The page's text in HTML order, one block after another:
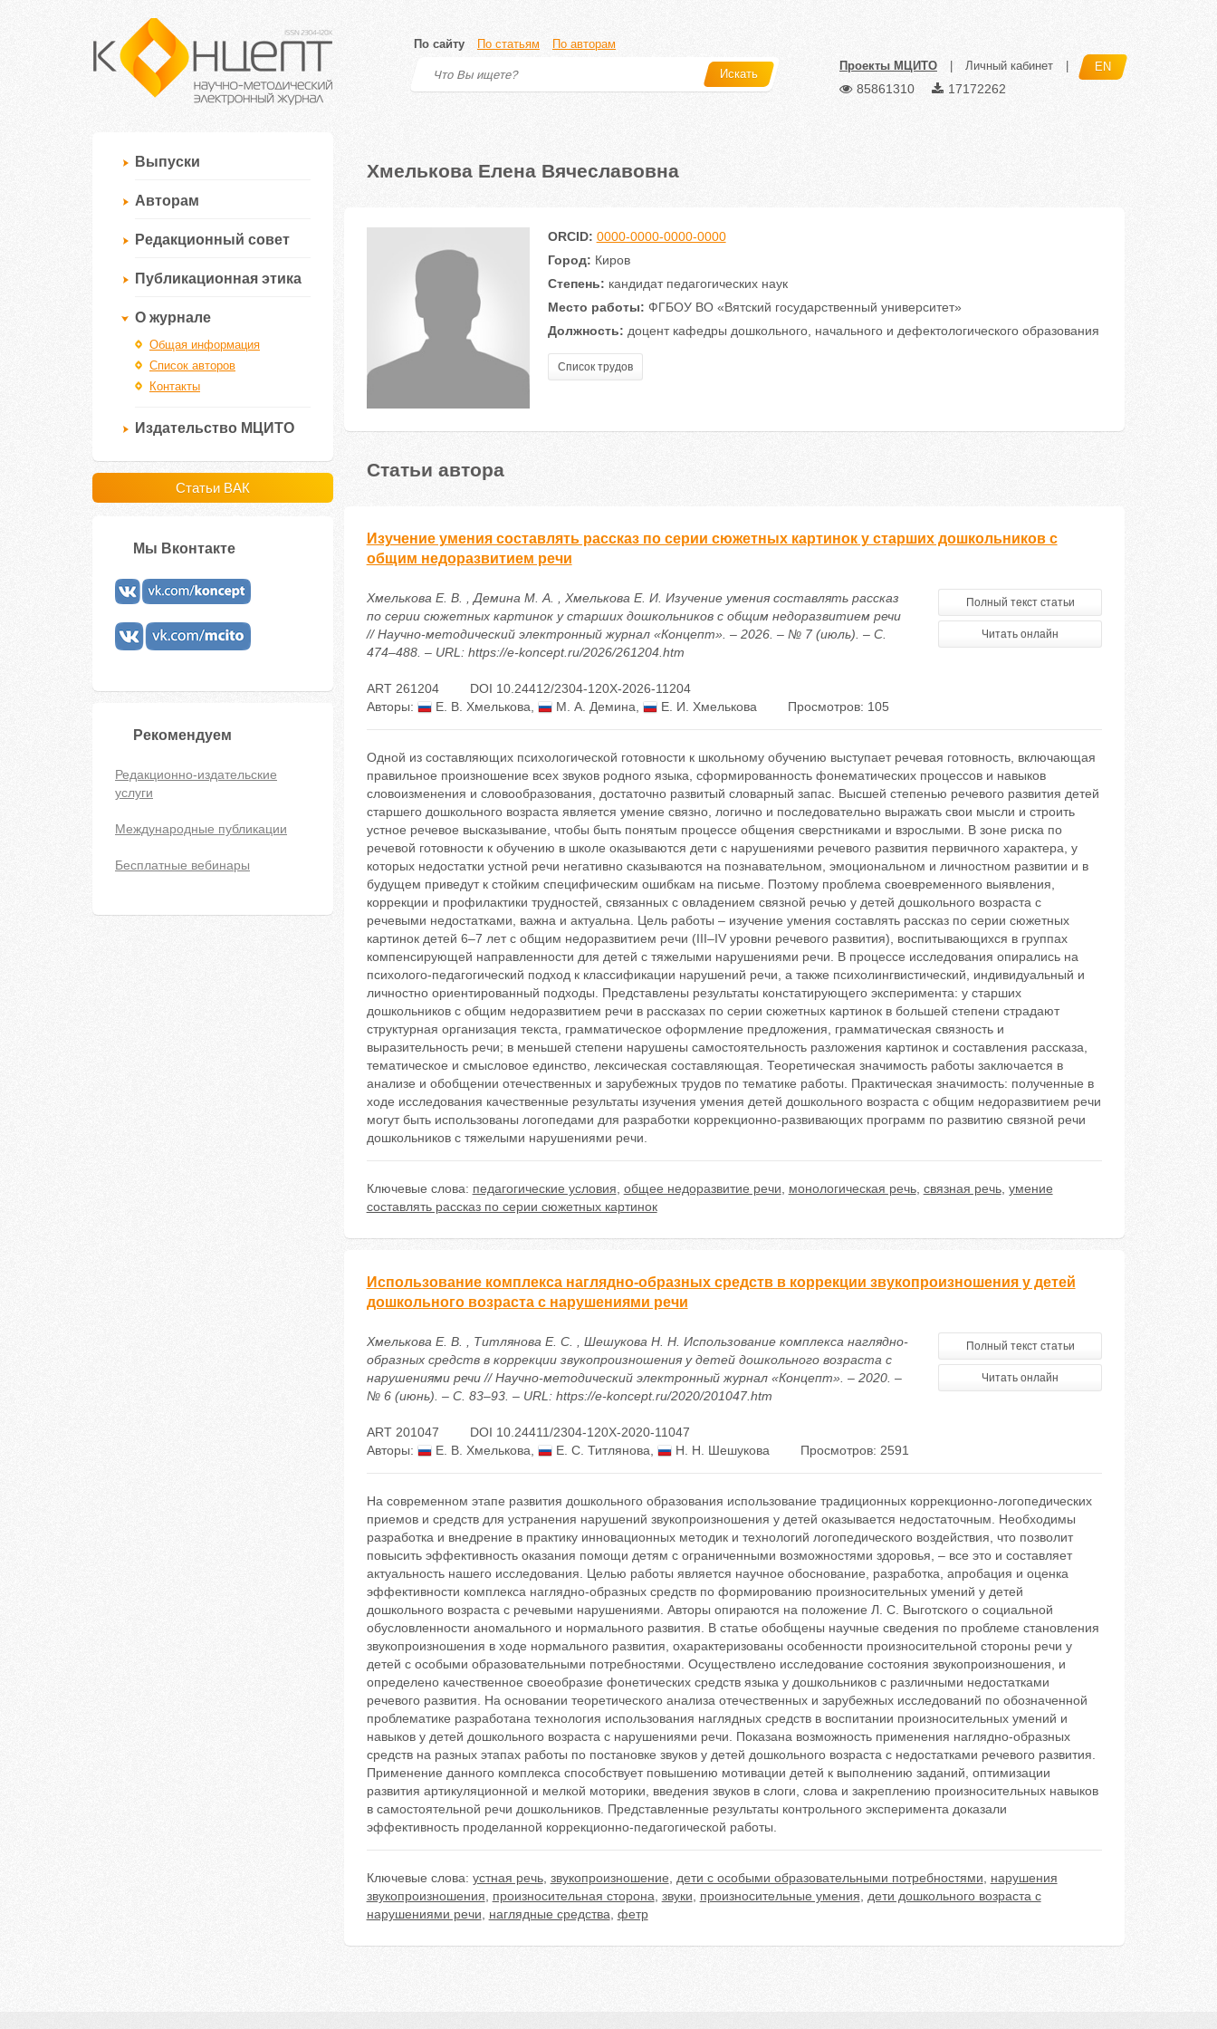
По сайту По статьям По авторам
Искать
Проекты МЦИТО Личный кабинет EN
85861310 17172262
Выпуски
Авторам
Редакционный совет
Публикационная этика
О журнале
Общая информация
Список авторов
Контакты
Издательство МЦИТО
Статьи ВАК
Мы Вконтакте
Рекомендуем
Редакционно-издательские
услуги
Международные публикации
Бесплатные вебинары
Хмелькова Елена Вячеславовна
ORCID: 0000-0000-0000-0000
Город: Киров
Степень: кандидат педагогических наук
Место работы: ФГБОУ ВО «Вятский государственный университет»
Должность: доцент кафедры дошкольного, начального и дефектологического образования
Список трудов
Статьи автора
Изучение умения составлять рассказ по серии сюжетных картинок у старших дошкольников с
общим недоразвитием речи
Хмелькова Е. В. , Демина М. А. , Хмелькова Е. И. Изучение умения составлять рассказ
по серии сюжетных картинок у старших дошкольников с общим недоразвитием речи
// Научно-методический электронный журнал «Концепт». – 2026. – № 7 (июль). – С.
474–488. – URL: https://e-koncept.ru/2026/261204.htm
Полный текст статьи
Читать онлайн
ART 261204
DOI 10.24412/2304-120X-2026-11204
Авторы:
Е. В. Хмелькова М. А. Демина Е. И. Хмелькова Просмотров: 105
Одной из составляющих психологической готовности к школьному обучению выступает речевая готовность, включающая
правильное произношение всех звуков родного языка, сформированность фонематических процессов и навыков
словоизменения и словообразования, достаточно развитый словарный запас. Высшей степенью речевого развития детей
старшего дошкольного возраста является умение связно, логично и последовательно выражать свои мысли и строить
устное речевое высказывание, чтобы быть понятым процессе общения сверстниками и взрослыми. В зоне риска по
речевой готовности к обучению в школе оказываются дети с нарушениями речевого развития первичного характера, у
которых недостатки устной речи негативно сказываются на познавательном, эмоциональном и личностном развитии и в
будущем приведут к стойким специфическим ошибкам на письме. Поэтому проблема своевременного выявления,
коррекции и профилактики трудностей, связанных с овладением связной речью у детей дошкольного возраста с
речевыми недостатками, важна и актуальна. Цель работы – изучение умения составлять рассказ по серии сюжетных
картинок детей 6–7 лет с общим недоразвитием речи (III–IV уровни речевого развития), воспитывающихся в группах
компенсирующей направленности для детей с тяжелыми нарушениями речи. В процессе исследования опирались на
психолого-педагогический подход к классификации нарушений речи, а также психолингвистический, индивидуальный и
личностно ориентированный подходы. Представлены результаты констатирующего эксперимента: у старших
дошкольников с общим недоразвитием речи в рассказах по серии сюжетных картинок в большей степени страдают
структурная организация текста, грамматическое оформление предложения, грамматическая связность и
выразительность речи; в меньшей степени нарушены самостоятельность разложения картинок и составления рассказа,
тематическое и смысловое единство, лексическая составляющая. Теоретическая значимость работы заключается в
анализе и обобщении отечественных и зарубежных трудов по тематике работы. Практическая значимость: полученные в
ходе исследования качественные результаты изучения умения детей дошкольного возраста с общим недоразвитием речи
могут быть использованы логопедами для разработки коррекционно-развивающих программ по развитию связной речи
дошкольников с тяжелыми нарушениями речи.
Ключевые слова: педагогические условия общее недоразвитие речи монологическая речь, связная речь, умение
составлять рассказ по серии сюжетных картинок
Использование комплекса наглядно-образных средств в коррекции звукопроизношения у детей
дошкольного возраста с нарушениями речи
Хмелькова Е. В. , Титлянова Е. С. , Шешукова Н. Н. Использование комплекса наглядно-
образных средств в коррекции звукопроизношения у детей дошкольного возраста с
нарушениями речи // Научно-методический электронный журнал «Концепт». – 2020. –
№ 6 (июнь). – С. 83–93. – URL: https://e-koncept.ru/2020/201047.htm
Полный текст статьи
Читать онлайн
ART 201047
DOI 10.24411/2304-120X-2020-11047
Авторы:
Е. В. Хмелькова Е. С. Титлянова Н. Н. Шешукова Просмотров: 2591
На современном этапе развития дошкольного образования использование традиционных коррекционно-логопедических
приемов и средств для устранения нарушений звукопроизношения у детей оказывается недостаточным. Необходимы
разработка и внедрение в практику инновационных методик и технологий логопедического воздействия, что позволит
повысить эффективность оказания помощи детям с ограниченными возможностями здоровья, – все это и составляет
актуальность нашего исследования. Целью работы является научное обоснование, разработка, апробация и оценка
эффективности комплекса наглядно-образных средств по формированию произносительных умений у детей
дошкольного возраста с речевыми нарушениями. Авторы опираются на положение Л. С. Выготского о социальной
обусловленности аномального и нормального развития. В статье обобщены научные сведения по проблеме становления
звукопроизношения в ходе нормального развития, охарактеризованы особенности произносительной стороны речи у
детей с особыми образовательными потребностями. Осуществлено исследование состояния звукопроизношения, и
определено качественное своеобразие фонетических средств языка у дошкольников с различными недостатками
речевого развития. На основании теоретического анализа отечественных и зарубежных исследований по обозначенной
проблематике разработана технология использования наглядных средств в воспитании произносительных умений и
навыков у детей дошкольного возраста с нарушениями речи. Показана возможность применения наглядно-образных
средств на разных этапах работы по постановке звуков у детей дошкольного возраста с недостатками речевого развития.
Применение данного комплекса способствует повышению мотивации детей к выполнению заданий, оптимизации
развития артикуляционной и мелкой моторики, введения звуков в слоги, слова и закреплению произносительных навыков
в самостоятельной речи дошкольников. Представленные результаты контрольного эксперимента доказали
эффективность проделанной коррекционно-педагогической работы.
Ключевые слова: устная речь, звукопроизношение дети с особыми образовательными потребностями
нарушения
звукопроизношения
произносительная сторона звуки произносительные умения
дети дошкольного возраста с
нарушениями речи
наглядные средства фетр